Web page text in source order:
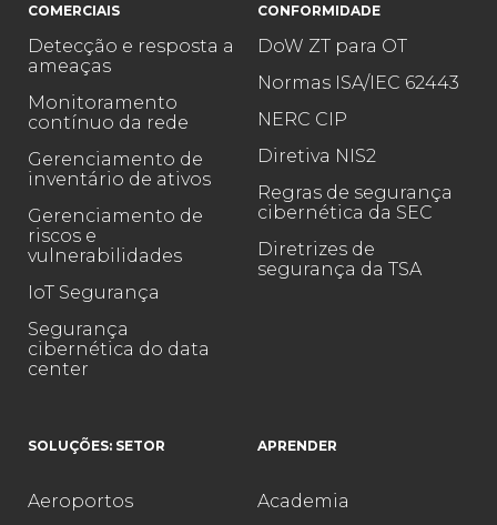
COMERCIAIS
Detecção e resposta a
ameaças
Monitoramento
contínuo da rede
Gerenciamento de
inventário de ativos
Gerenciamento de
riscos e
vulnerabilidades
IoT Segurança
Segurança
cibernética do data
center
CONFORMIDADE
DoW ZT para OT
Normas ISA/IEC 62443
NERC CIP
Diretiva NIS2
Regras de segurança
cibernética da SEC
Diretrizes de
segurança da TSA
SOLUÇÕES: SETOR
Aeroportos
APRENDER
Academia